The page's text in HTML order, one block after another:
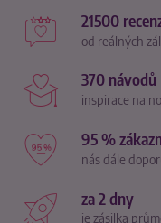
21500
od reálných
370 návodů
inspirace na
95 %
nás dále
za 2 dny
je zásilka